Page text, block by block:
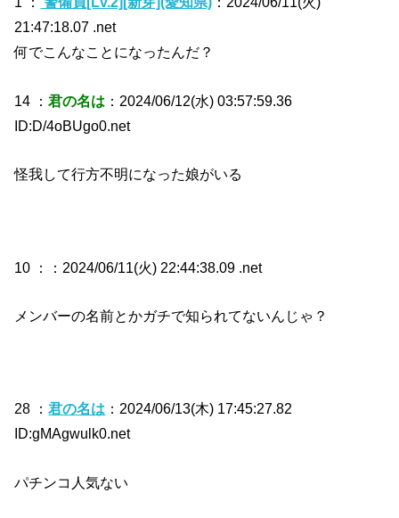
21:47:18.07 .net
何でこんなことになったんだ？
14 ：君の名は ：2024/06/12(水) 03:57:59.36
ID:D/4oBUgo0.net
怪我して行方不明になった娘がいる
10 ： ：2024/06/11(火) 22:44:38.09 .net
メンバーの名前とかガチで知られてないんじゃ？
28 ：君の名は ：2024/06/13(木) 17:45:27.82
ID:gMAgwulk0.net
パチンコ人気ない